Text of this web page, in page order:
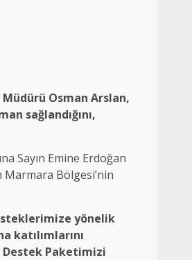
Osman Arslan,
sağlandığını,
Sayın Emine Erdoğan
Marmara Bölgesi’nin
yönelik
katılımlarını
Destek Paketimizi